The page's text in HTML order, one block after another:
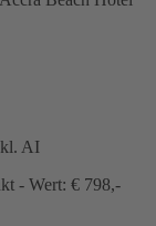
AI
- Wert: € 798,-